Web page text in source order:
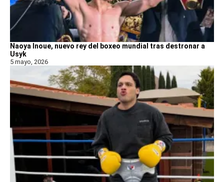
Naoya Inoue, nuevo rey del boxeo mundial tras destronar a
Usyk
5 mayo, 2026